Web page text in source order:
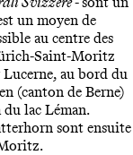
un moyen de
au centre des
Saint-Moritz
au bord du
(canton de Berne)
lac Léman.
sont ensuite